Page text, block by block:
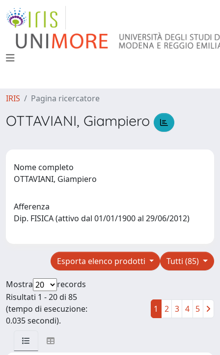
IRIS Pagina ricercatore
OTTAVIANI, Giampiero
Nome completo
OTTAVIANI, Giampiero
Afferenza
Dip. FISICA (attivo dal 01/01/1900 al 29/06/2012)
Tutti (85)
Esporta elenco prodotti
Mostra
records
Risultati 1 - 20 di 85
(tempo di esecuzione:
0.035 secondi).
1 2 3 4 5